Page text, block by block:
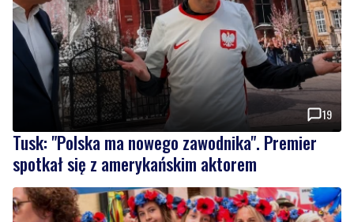
19
Tusk: "Polska ma nowego zawodnika". Premier
spotkał się z amerykańskim aktorem